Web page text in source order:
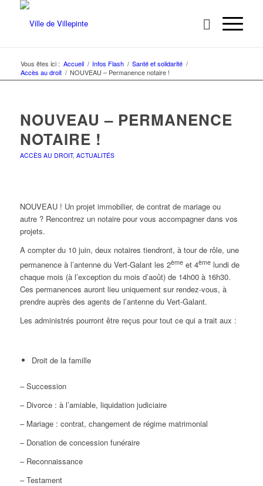
Vous êtes ici : Accueil / Infos Flash / Santé et solidarité /
Accès au droit / NOUVEAU – Permanence notaire !
NOUVEAU – PERMANENCE
NOTAIRE !
ACCÈS AU DROIT, ACTUALITÉS
NOUVEAU ! Un projet immobilier, de contrat de mariage ou
autre ? Rencontrez un notaire pour vous accompagner dans vos
projets.
A compter du 10 juin, deux notaires tiendront, à tour de rôle, une
permanence à l’antenne du Vert-Galant les 2èmeet 4èmelundi de
chaque mois (à l’exception du mois d’août) de 14h00 à 16h30.
Ces permanences auront lieu uniquement sur rendez-vous, à
prendre auprès des agents de l’antenne du Vert-Galant.
Les administrés pourront être reçus pour tout ce qui a trait aux :
Droit de la famille
– Succession
– Divorce : à l’amiable, liquidation judiciaire
– Mariage : contrat, changement de régime matrimonial
– Donation de concession funéraire
– Reconnaissance
– Testament